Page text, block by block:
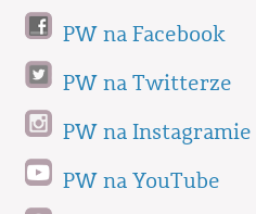
PW na Facebook
PW na Twitterze
PW na Instagramie
PW na YouTube